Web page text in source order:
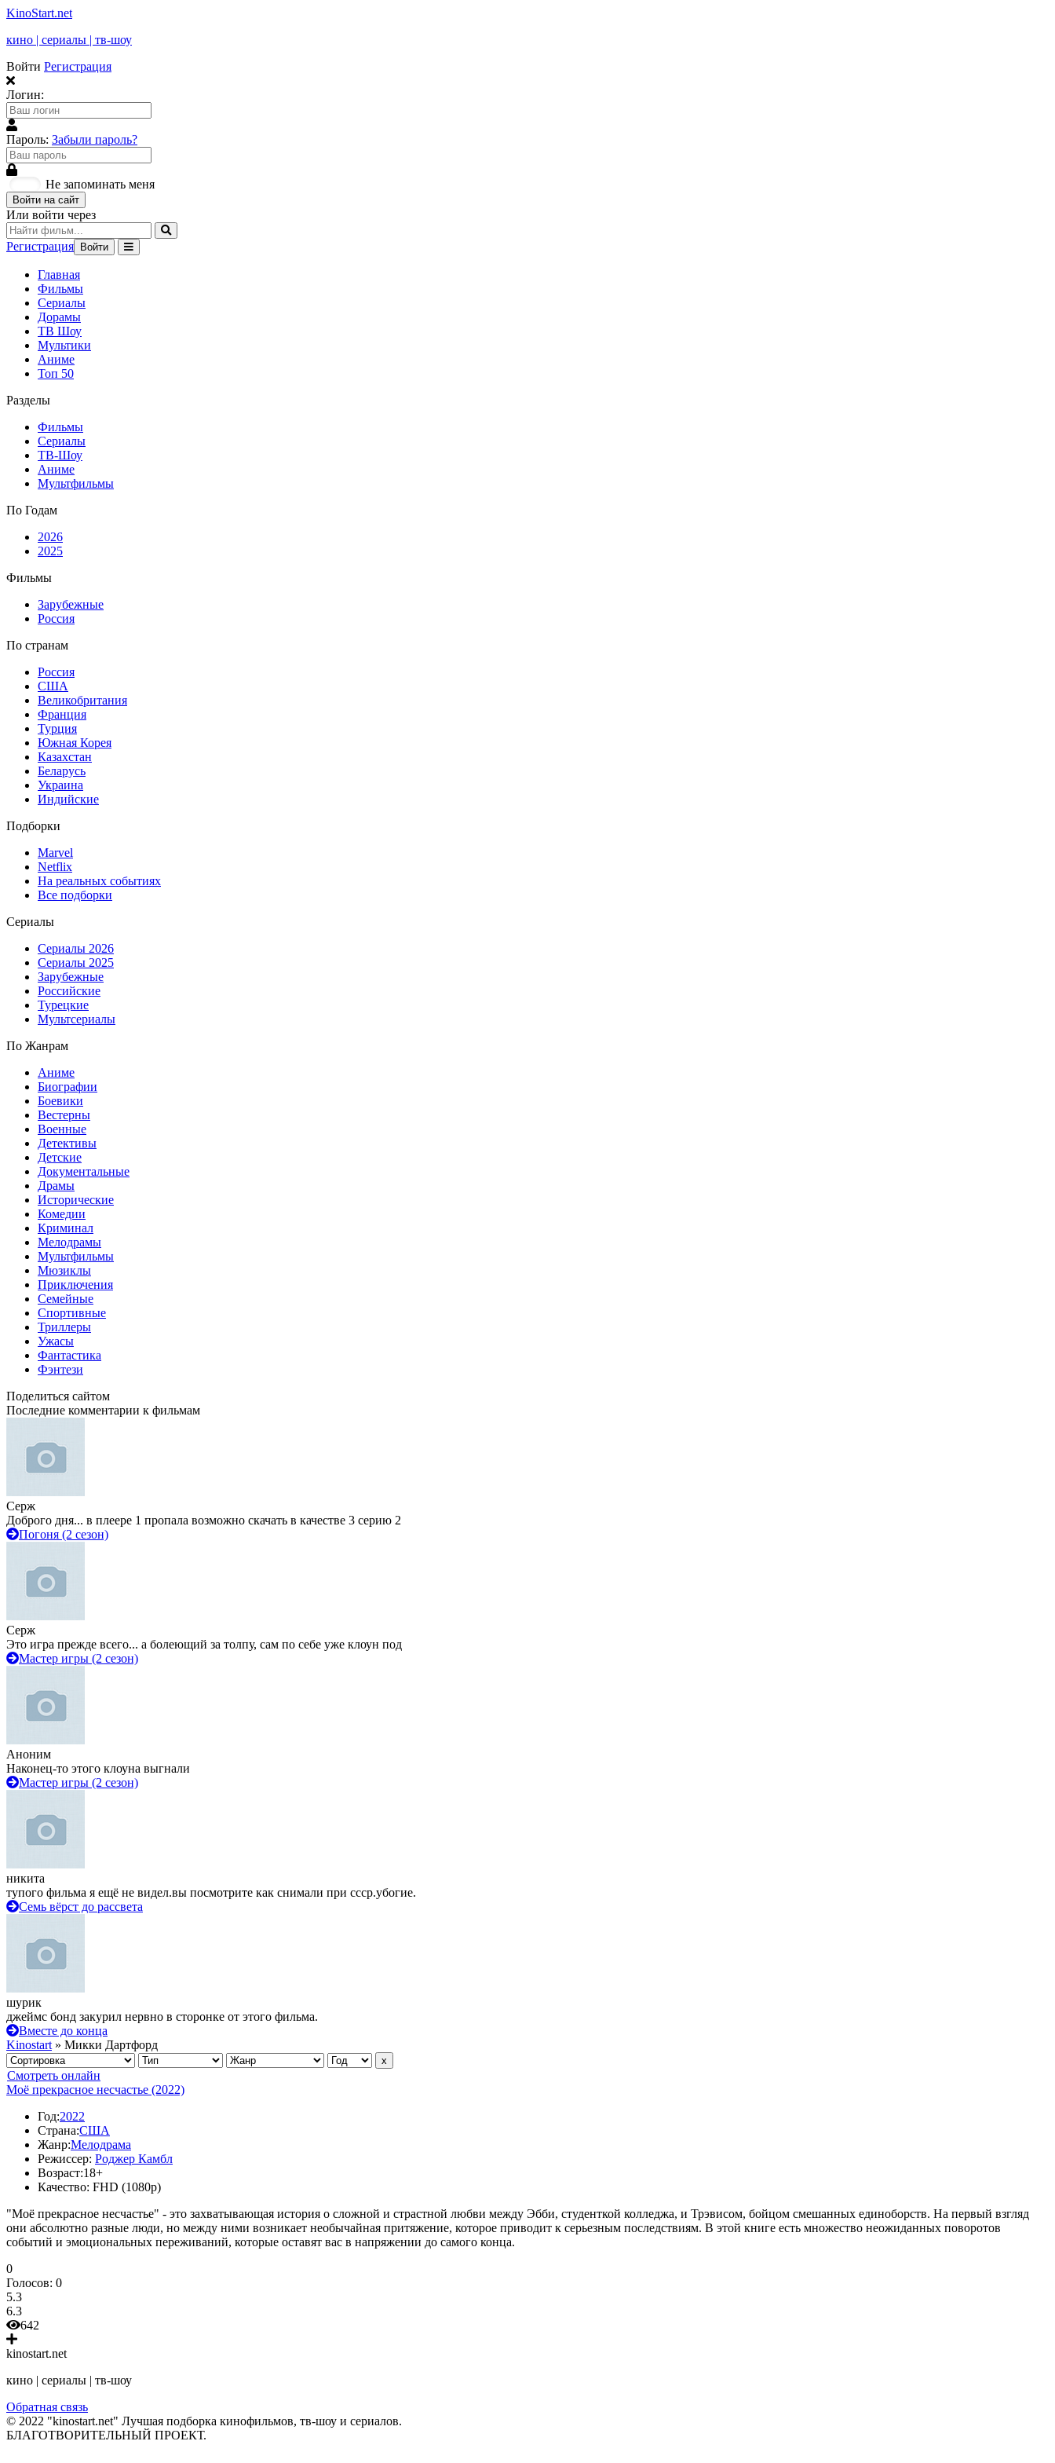
KinoStart.net
кино | сериалы | тв-шоу
Войти Регистрация
Логин:
Пароль: Забыли пароль?
Не запоминать меня
Войти на сайт
Или войти через
Регистрация Войти
Главная
Фильмы
Сериалы
Дорамы
ТВ Шоу
Мультики
Аниме
Топ 50
Разделы
Фильмы
Сериалы
ТВ-Шоу
Аниме
Мультфильмы
По Годам
2026
2025
Фильмы
Зарубежные
Россия
По странам
Россия
США
Великобритания
Франция
Турция
Южная Корея
Казахстан
Беларусь
Украина
Индийские
Подборки
Marvel
Netflix
На реальных событиях
Все подборки
Сериалы
Сериалы 2026
Сериалы 2025
Зарубежные
Российские
Турецкие
Мультсериалы
По Жанрам
Аниме
Биографии
Боевики
Вестерны
Военные
Детективы
Детские
Документальные
Драмы
Исторические
Комедии
Криминал
Мелодрамы
Мультфильмы
Мюзиклы
Приключения
Семейные
Спортивные
Триллеры
Ужасы
Фантастика
Фэнтези
Поделиться сайтом
Последние комментарии к фильмам
Серж
Доброго дня... в плеере 1 пропала возможно скачать в качестве 3 серию 2
Погоня (2 сезон)
Серж
Это игра прежде всего... а болеющий за толпу, сам по себе уже клоун под
Мастер игры (2 сезон)
Аноним
Наконец-то этого клоуна выгнали
Мастер игры (2 сезон)
никита
тупого фильма я ещё не видел.вы посмотрите как снимали при ссср.убогие.
Семь вёрст до рассвета
шурик
джеймс бонд закурил нервно в сторонке от этого фильма.
Вместе до конца
Kinostart » Микки Дартфорд
Смотреть онлайн
Моё прекрасное несчастье (2022)
Год:2022
Страна:США
Жанр:Мелодрама
Режиссер: Роджер Камбл
Возраст:18+
Качество: FHD (1080p)
"Моё прекрасное несчастье" - это захватывающая история о сложной и страстной любви между Эбби, студенткой колледжа, и Трэвисом, бойцом смешанных единоборств. На первый взгляд
они абсолютно разные люди, но между ними возникает необычайная притяжение, которое приводит к серьезным последствиям. В этой книге есть множество неожиданных поворотов
событий и эмоциональных переживаний, которые оставят вас в напряжении до самого конца.
0
Голосов: 0
5.3
6.3
642
kinostart.net
кино | сериалы | тв-шоу
Обратная связь
© 2022 "kinostart.net" Лучшая подборка кинофильмов, тв-шоу и сериалов.
БЛАГОТВОРИТЕЛЬНЫЙ ПРОЕКТ.